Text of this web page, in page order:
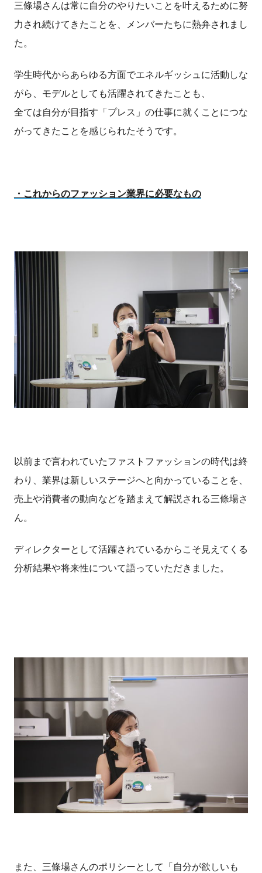
三條場さんは常に自分のやりたいことを叶えるために努
力され続けてきたことを、メンバーたちに熱弁されまし
た。
学生時代からあらゆる方面でエネルギッシュに活動しな
がら、モデルとしても活躍されてきたことも、
全ては自分が目指す「プレス」の仕事に就くことにつな
がってきたことを感じられたそうです。
・これからのファッション業界に必要なもの
以前まで言われていたファストファッションの時代は終
わり、業界は新しいステージへと向かっていることを、
売上や消費者の動向などを踏まえて解説される三條場さ
ん。
ディレクターとして活躍されているからこそ見えてくる
分析結果や将来性について語っていただきました。
また、三條場さんのポリシーとして「自分が欲しいも